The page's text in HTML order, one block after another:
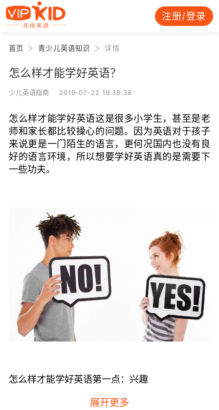
注册/登录
首页 青少儿英语知识 详情
怎么样才能学好英语？
少儿英语指南 2019-07-22 19:38:38
怎么样才能学好英语这是很多小学生，甚至是老
师和家长都比较操心的问题。因为英语对于孩子
来说更是一门陌生的语言，更何况国内也没有良
好的语言环境，所以想要学好英语真的是需要下
一些功夫。
怎么样才能学好英语第一点：兴趣
兴趣可以说是非常重要的一点，兴趣是最好的老
展开更多